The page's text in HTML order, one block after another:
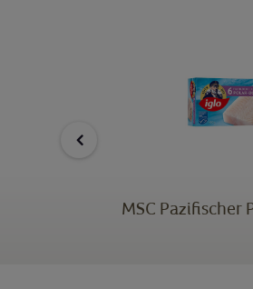
MSC Pazifischer